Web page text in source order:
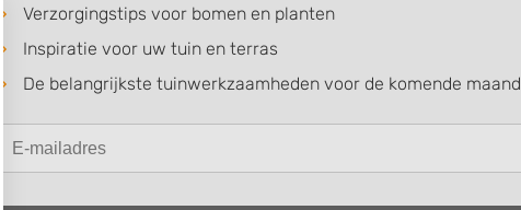
Verzorgingstips voor bomen en planten
Inspiratie voor uw tuin en terras
De belangrijkste tuinwerkzaamheden voor de komende maand